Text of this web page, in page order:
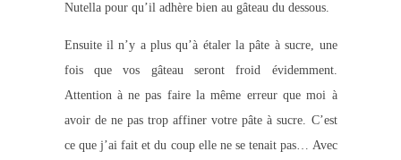
Nutella pour qu’il adhère bien au gâteau du dessous.
Ensuite il n’y a plus qu’à étaler la pâte à sucre, une
fois que vos gâteau seront froid évidemment.
Attention à ne pas faire la même erreur que moi à
avoir de ne pas trop affiner votre pâte à sucre. C’est
ce que j’ai fait et du coup elle ne se tenait pas… Avec